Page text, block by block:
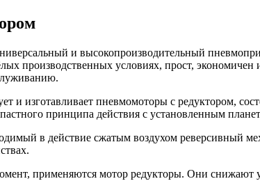
и высокопроизводительный
производственных условиях, прост, экономичен
пневмомоторы с редуктором,
принципа действия с установленным
в действие сжатым воздухом реверсивный
применяются мотор редукторы. Они снижают